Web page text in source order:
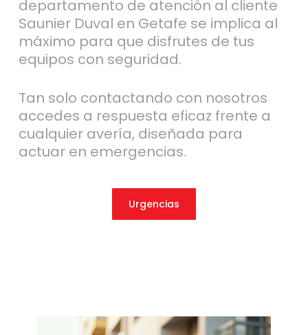
departamento de atención al cliente
Saunier Duval en Getafe se implica al
máximo para que disfrutes de tus
equipos con seguridad.
Tan solo contactando con nosotros
accedes a respuesta eficaz frente a
cualquier avería, diseñada para
actuar en emergencias.
Urgencias